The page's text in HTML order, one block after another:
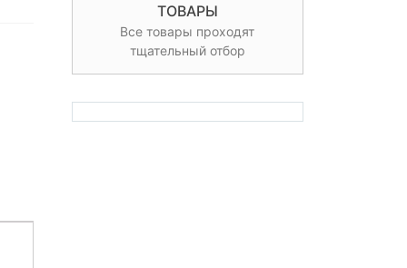
ТОВАРЫ
Все товары проходят
тщательный отбор